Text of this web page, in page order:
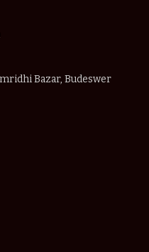
Bazar, Budeswer